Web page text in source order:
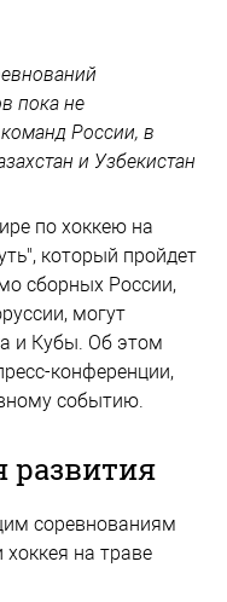
пока не
России, в
и Узбекистан
по хоккею на
который пройдет
сборных России,
могут
и Кубы. Об этом
конференции,
событию.
развития
соревнованиям
на траве